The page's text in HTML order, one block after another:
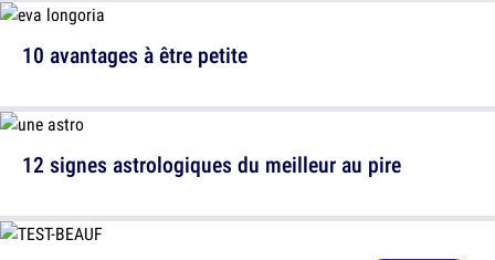
10 avantages à être petite
12 signes astrologiques du meilleur au pire